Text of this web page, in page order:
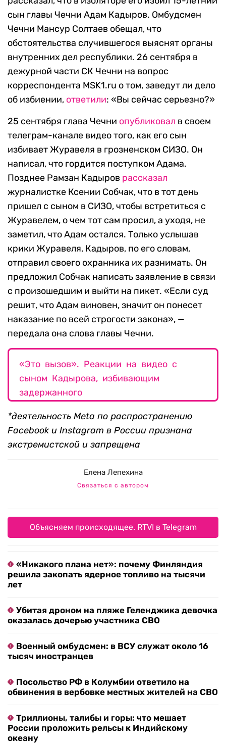
сын главы Чечни Адам Кадыров. Омбудсмен
Чечни Мансур Солтаев обещал, что
обстоятельства случившегося выяснят органы
внутренних дел республики. 26 сентября в
дежурной части СК Чечни на вопрос
корреспондента MSK1.ru о том, заведут ли дело
об избиении, ответили: «Вы сейчас серьезно?»
25 сентября глава Чечни опубликовал в своем
телеграм-канале видео того, как его сын
избивает Журавеля в грозненском СИЗО. Он
написал, что гордится поступком Адама.
Позднее Рамзан Кадыров рассказал
журналистке Ксении Собчак, что в тот день
пришел с сыном в СИЗО, чтобы встретиться с
Журавелем, о чем тот сам просил, а уходя, не
заметил, что Адам остался. Только услышав
крики Журавеля, Кадыров, по его словам,
отправил своего охранника их разнимать. Он
предложил Собчак написать заявление в связи
с произошедшим и выйти на пикет. «Если суд
решит, что Адам виновен, значит он понесет
наказание по всей строгости закона», —
передала она слова главы Чечни.
«Это вызов». Реакции на видео с
сыном Кадырова, избивающим
задержанного
*деятельность Meta по распространению
Facebook и Instagram в России признана
экстремистской и запрещена
Елена Лепехина
Связаться с автором
Объясняем происходящее. RTVI в Telegram
«Никакого плана нет»: почему Финляндия
решила закопать ядерное топливо на тысячи
лет
Убитая дроном на пляже Геленджика девочка
оказалась дочерью участника СВО
Военный омбудсмен: в ВСУ служат около 16
тысяч иностранцев
Посольство РФ в Колумбии ответило на
обвинения в вербовке местных жителей на СВО
Триллионы, талибы и горы: что мешает
России проложить рельсы к Индийскому
океану